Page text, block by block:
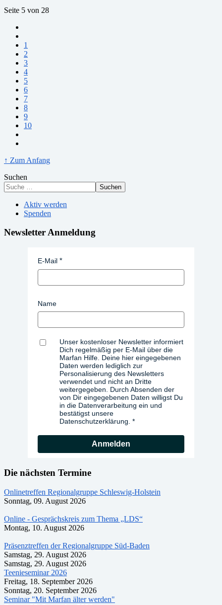
Seite 5 von 28
1
2
3
4
5
6
7
8
9
10
↑ Zum Anfang
Suchen
Suchen
Aktiv werden
Spenden
Newsletter Anmeldung
E-Mail
Name
Unser kostenloser Newsletter informiert
Dich regelmäßig per E-Mail über die
Marfan Hilfe. Deine hier eingegebenen
Daten werden lediglich zur
Personalisierung des Newsletters
verwendet und nicht an Dritte
weitergegeben. Durch Absenden der
von Dir eingegebenen Daten willigst Du
in die Datenverarbeitung ein und
bestätigst unsere
Datenschutzerklärung.
Anmelden
Die nächsten Termine
Onlinetreffen Regionalgruppe Schleswig-Holstein
Sonntag, 09. August 2026
Online - Gesprächskreis zum Thema „LDS“
Montag, 10. August 2026
Präsenztreffen der Regionalgruppe Süd-Baden
Samstag, 29. August 2026
Samstag, 29. August 2026
Teenieseminar 2026
Freitag, 18. September 2026
Sonntag, 20. September 2026
Seminar "Mit Marfan älter werden"